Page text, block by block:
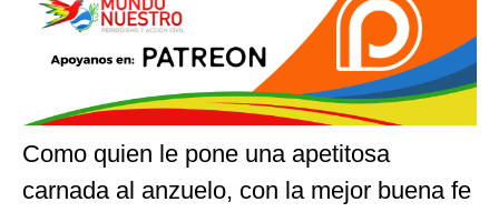
Como quien le pone una apetitosa
carnada al anzuelo, con la mejor buena fe